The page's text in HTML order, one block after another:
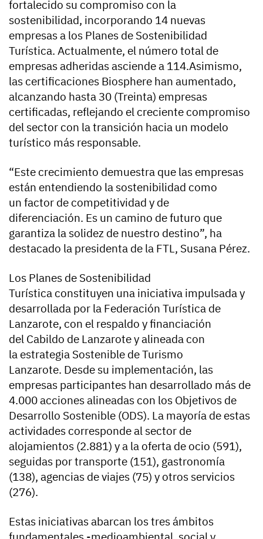
fortalecido su compromiso con la
sostenibilidad, incorporando 14 nuevas
empresas a los Planes de Sostenibilidad
Turística. Actualmente, el número total de
empresas adheridas asciende a 114.Asimismo,
las certificaciones Biosphere han aumentado,
alcanzando hasta 30 (Treinta) empresas
certificadas, reflejando el creciente compromiso
del sector con la transición hacia un modelo
turístico más responsable.
“Este crecimiento demuestra que las empresas
están entendiendo la sostenibilidad como
un factor de competitividad y de
diferenciación. Es un camino de futuro que
garantiza la solidez de nuestro destino”, ha
destacado la presidenta de la FTL, Susana Pérez.
Los Planes de Sostenibilidad
Turística constituyen una iniciativa impulsada y
desarrollada por la Federación Turística de
Lanzarote, con el respaldo y financiación
del Cabildo de Lanzarote y alineada con
la estrategia Sostenible de Turismo
Lanzarote. Desde su implementación, las
empresas participantes han desarrollado más de
4.000 acciones alineadas con los Objetivos de
Desarrollo Sostenible (ODS). La mayoría de estas
actividades corresponde al sector de
alojamientos (2.881) y a la oferta de ocio (591),
seguidas por transporte (151), gastronomía
(138), agencias de viajes (75) y otros servicios
(276).
Estas iniciativas abarcan los tres ámbitos